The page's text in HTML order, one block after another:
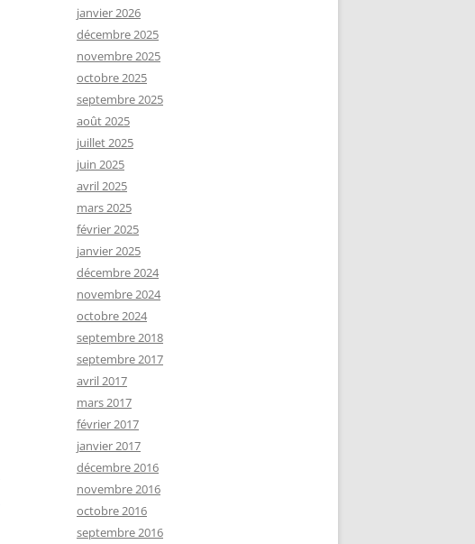
janvier 2026
décembre 2025
novembre 2025
octobre 2025
septembre 2025
août 2025
juillet 2025
juin 2025
avril 2025
mars 2025
février 2025
janvier 2025
décembre 2024
novembre 2024
octobre 2024
septembre 2018
septembre 2017
avril 2017
mars 2017
février 2017
janvier 2017
décembre 2016
novembre 2016
octobre 2016
septembre 2016